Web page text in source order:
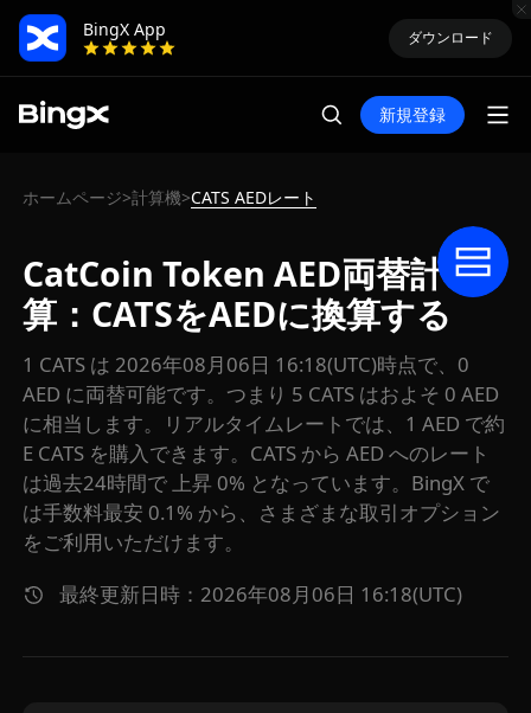
BingX App
ダウンロード
新規登録
ホームページ>計算機>CATS AEDレート
CatCoin Token AED両替計
算：CATSをAEDに換算する
1 CATS は 2026年08月06日 16:18(UTC)時点で、0
AED に両替可能です。つまり 5 CATS はおよそ 0 AED
に相当します。リアルタイムレートでは、1 AED で約
E CATS を購入できます。CATS から AED へのレート
は過去24時間で 上昇 0% となっています。BingX で
は手数料最安 0.1% から、さまざまな取引オプション
をご利用いただけます。
最終更新日時：2026年08月06日 16:18(UTC)